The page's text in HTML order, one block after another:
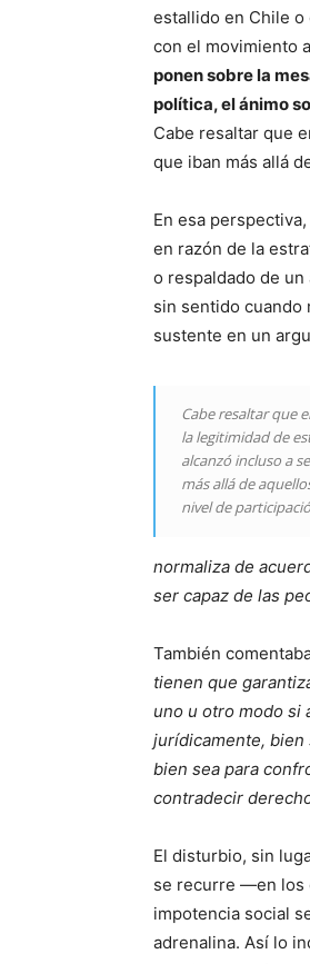
estallido en Chile o
con el movimiento
ponen sobre la
política, el ánimo
Cabe resaltar que
que iban más allá
En esa
en razón de la
o respaldado de un
sin sentido cuando
sustente en un
Cabe resaltar que
la legitimidad de
alcanzó incluso a
más allá de
nivel de
normaliza de
ser capaz de las
También
tienen que
uno u otro modo si
jurídicamente, bien
bien sea para
contradecir
El disturbio, sin
se recurre —en los
impotencia social
adrenalina. Así lo